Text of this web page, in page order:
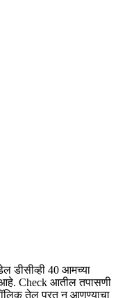
डीसीव्ही 40 आमच्या
आहे. Check आतील तपासणी
तेल परत न आणण्याचा